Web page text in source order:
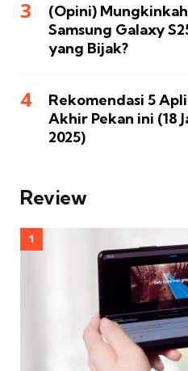
(Opini)
Samsung Galaxy
yang Bijak?
Rekomendasi 5
Akhir Pekan ini (18
2025)
Review